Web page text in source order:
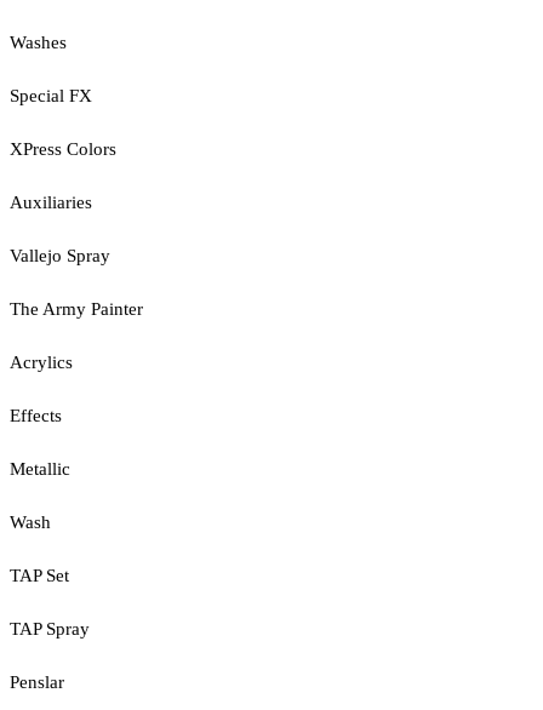
Washes
Special FX
XPress Colors
Auxiliaries
Vallejo Spray
The Army Painter
Acrylics
Effects
Metallic
Wash
TAP Set
TAP Spray
Penslar